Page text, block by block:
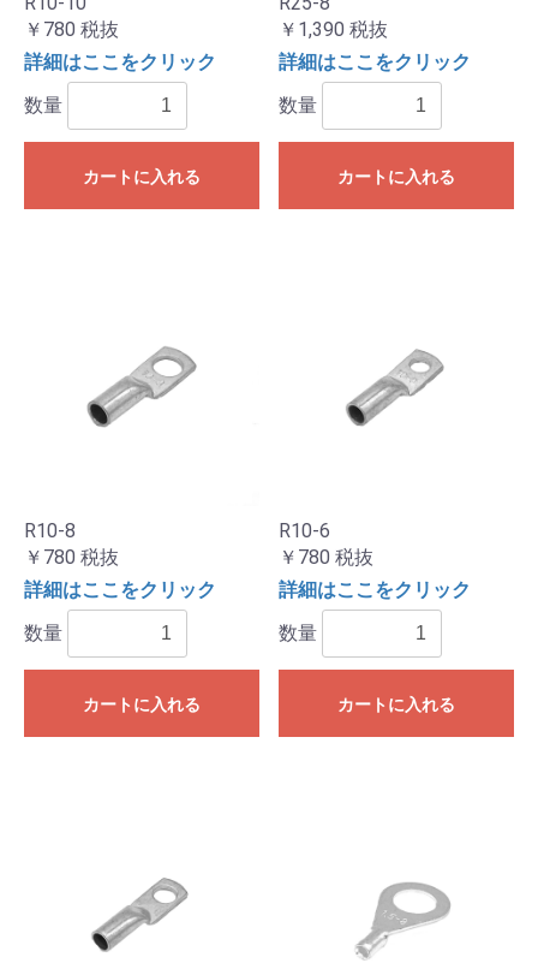
￥780 税抜
詳細はここをクリック
数量
カートに入れる
￥1,390 税抜
詳細はここをクリック
数量
カートに入れる
R10-8
￥780 税抜
詳細はここをクリック
数量
カートに入れる
R10-6
￥780 税抜
詳細はここをクリック
数量
カートに入れる